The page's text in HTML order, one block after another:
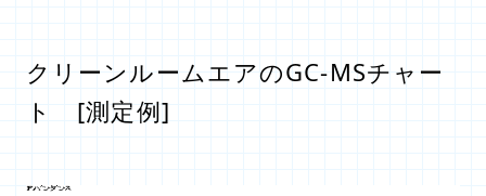
クリーンルームエアのGC-MSチャー
ト [測定例]